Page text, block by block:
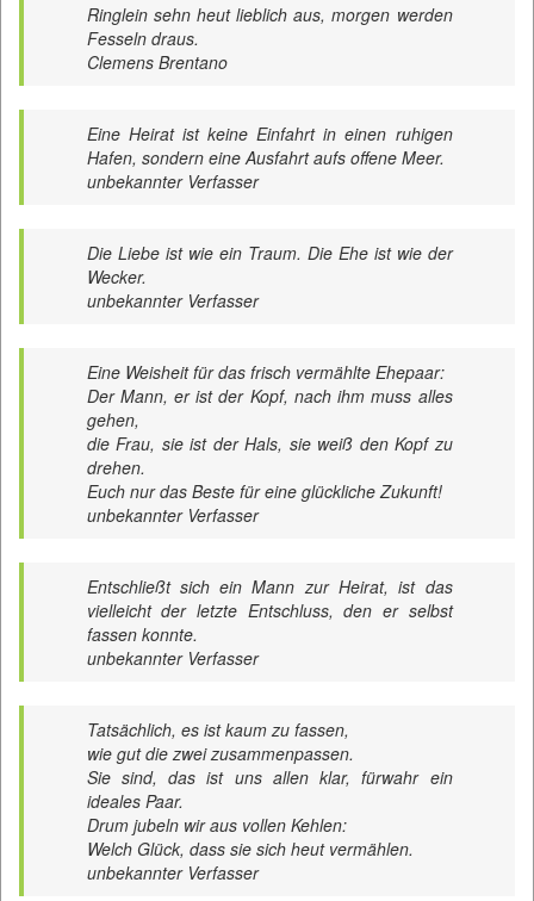
Ringlein sehn heut lieblich aus, morgen werden
Fesseln draus.
Clemens Brentano
Eine Heirat ist keine Einfahrt in einen ruhigen
Hafen, sondern eine Ausfahrt aufs offene Meer.
unbekannter Verfasser
Die Liebe ist wie ein Traum. Die Ehe ist wie der
Wecker.
unbekannter Verfasser
Eine Weisheit für das frisch vermählte Ehepaar:
Der Mann, er ist der Kopf, nach ihm muss alles
gehen,
die Frau, sie ist der Hals, sie weiß den Kopf zu
drehen.
Euch nur das Beste für eine glückliche Zukunft!
unbekannter Verfasser
Entschließt sich ein Mann zur Heirat, ist das
vielleicht der letzte Entschluss, den er selbst
fassen konnte.
unbekannter Verfasser
Tatsächlich, es ist kaum zu fassen,
wie gut die zwei zusammenpassen.
Sie sind, das ist uns allen klar, fürwahr ein
ideales Paar.
Drum jubeln wir aus vollen Kehlen:
Welch Glück, dass sie sich heut vermählen.
unbekannter Verfasser